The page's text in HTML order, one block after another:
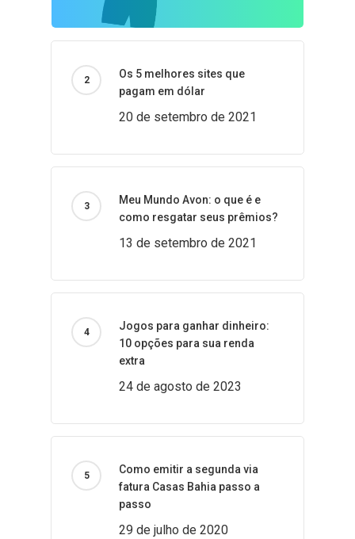
Os 5 melhores sites que
pagam em dólar
20 de setembro de 2021
Meu Mundo Avon: o que é e
como resgatar seus prêmios?
13 de setembro de 2021
Jogos para ganhar dinheiro:
10 opções para sua renda
extra
24 de agosto de 2023
Como emitir a segunda via
fatura Casas Bahia passo a
passo
29 de julho de 2020